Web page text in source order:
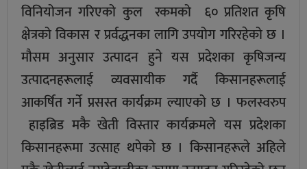
विनियोजन गरिएको कुल रकमको ६० प्रतिशत कृषि
क्षेत्रको विकास र प्रर्वद्धनका लागि उपयोग गरिरहेको छ ।
मौसम अनुसार उत्पादन हुने यस प्रदेशका कृषिजन्य
उत्पादनहरूलाई व्यवसायीक गर्दै किसानहरूलाई
आकर्षित गर्ने प्रसस्त कार्यक्रम ल्याएको छ । फलस्वरुप
हाइब्रिड मकै खेती विस्तार कार्यक्रमले यस प्रदेशका
किसानहरूमा उत्साह थपेको छ । किसानहरूले अहिले